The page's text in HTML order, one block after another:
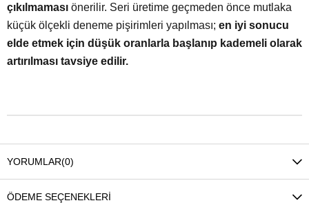
çıkılmaması önerilir. Seri üretime geçmeden önce mutlaka
küçük ölçekli deneme pişirimleri yapılması; en iyi sonucu
elde etmek için düşük oranlarla başlanıp kademeli olarak
artırılması tavsiye edilir.
YORUMLAR(0)
ÖDEME SEÇENEKLERI